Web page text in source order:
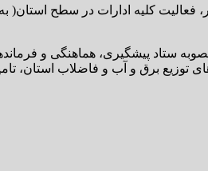
کلیه ادارات در سطح استان(
ستاد پیشگیری، هماهنگی و